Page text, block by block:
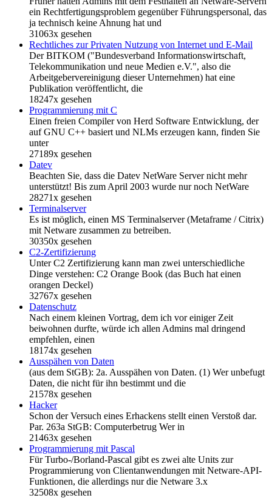
ein Rechtfertigungsproblem gegenüber Führungspersonal, das
ja technisch keine Ahnung hat und
31063x gesehen
Rechtliches zur Privaten Nutzung von Internet und E-Mail
Der BITKOM ("Bundesverband Informationswirtschaft,
Telekommunikation und neue Medien e.V.", also die
Arbeitgebervereinigung dieser Unternehmen) hat eine
Publikation veröffentlicht, die
18247x gesehen
Programmierung mit C
Einen freien Compiler von Herd Software Entwicklung, der
auf GNU C++ basiert und NLMs erzeugen kann, finden Sie
unter
27189x gesehen
Datev
Beachten Sie, dass die Datev NetWare Server nicht mehr
unterstützt! Bis zum April 2003 wurde nur noch NetWare
28271x gesehen
Terminalserver
Es ist möglich, einen MS Terminalserver (Metaframe / Citrix)
mit Netware zusammen zu betreiben.
30350x gesehen
C2-Zertifizierung
Unter C2 Zertifizierung kann man zwei unterschiedliche
Dinge verstehen: C2 Orange Book (das Buch hat einen
orangen Deckel)
32767x gesehen
Datenschutz
Nach einem kleinen Vortrag, dem ich vor einiger Zeit
beiwohnen durfte, würde ich allen Admins mal dringend
empfehlen, einen
18174x gesehen
Ausspähen von Daten
(aus dem StGB): 2a. Ausspähen von Daten. (1) Wer unbefugt
Daten, die nicht für ihn bestimmt und die
21578x gesehen
Hacker
Schon der Versuch eines Erhackens stellt einen Verstoß dar.
Par. 263a StGB: Computerbetrug Wer in
21463x gesehen
Programmierung mit Pascal
Für Turbo-/Borland-Pascal gibt es zwei alte Units zur
Programmierung von Clientanwendungen mit Netware-API-
Funktionen, die allerdings nur die Netware 3.x
32508x gesehen